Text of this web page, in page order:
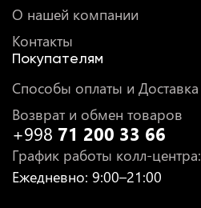
О нашей компании
Контакты
Покупателям
Способы оплаты и Доставка
Возврат и обмен товаров
+998 71 200 33 66
График работы колл-центра:
Ежедневно: 9:00–21:00